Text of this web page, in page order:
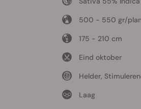
500 - 550 gr/
175 - 210 cm
Eind oktober
Helder,
Laag